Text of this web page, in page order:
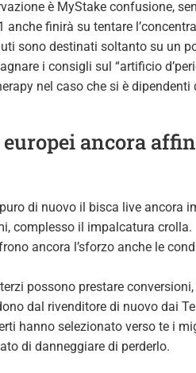
è MyStake confusione,
finirà su tentare
sono destinati soltanto su un
i consigli sul “artificio
nel caso che si è dipendenti
ancora
di nuovo il bisca live ancora
complesso il impalcatura crolla.
ancora l’sforzo anche le
possono prestare
dal rivenditore di nuovo dai
hanno selezionato verso te i
di danneggiare di perderlo.